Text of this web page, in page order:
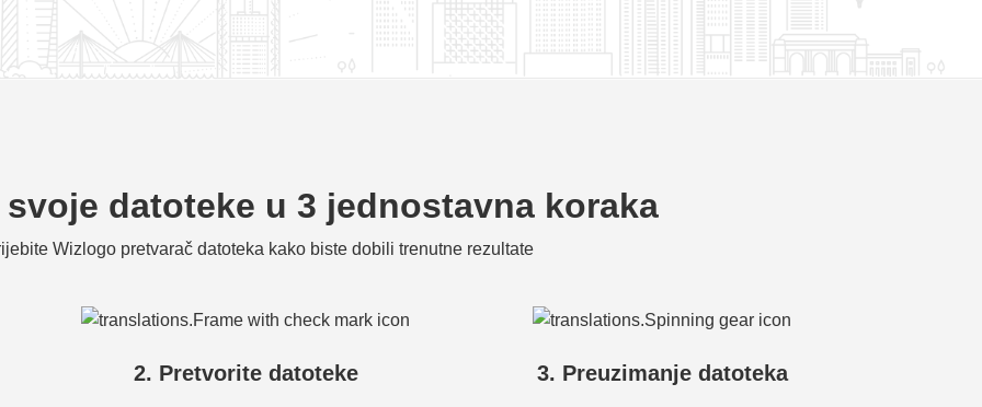
datoteke u 3 jednostavna koraka
Wizlogo pretvarač datoteka kako biste dobili trenutne rezultate
2. Pretvorite datoteke 3. Preuzimanje datoteka